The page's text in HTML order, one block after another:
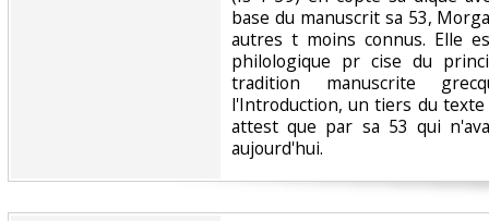
base du manuscrit sa 53,
autres t moins connus. Elle
philologique pr cise du
tradition manuscrite
l'Introduction, un tiers du
attest que par sa 53 qui
aujourd'hui.‎